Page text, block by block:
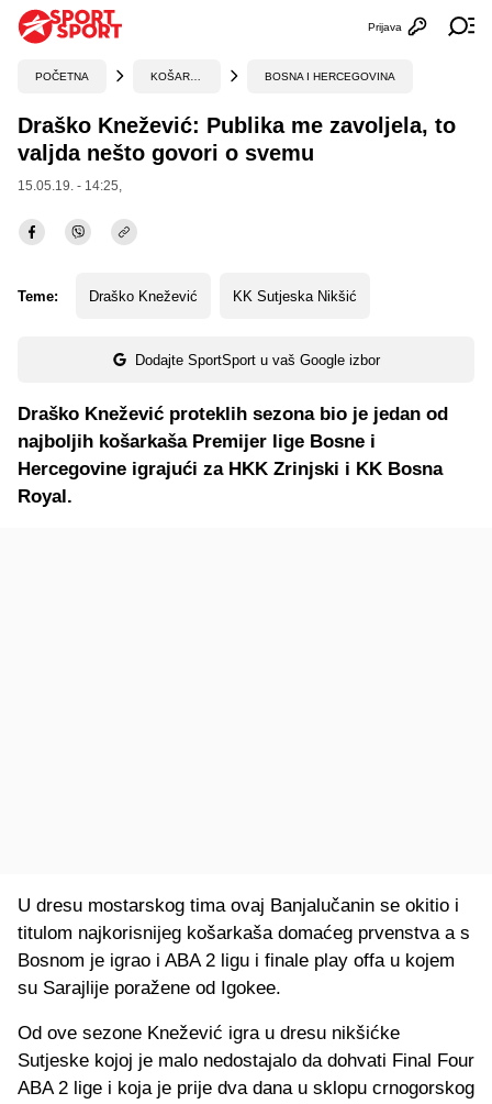
Otvori
Prijava
POČETNA BOSNA I HERCEGOVINA
Draško Knežević: Publika me zavoljela, to
valjda nešto govori o svemu
15.05.19. - 14:25,
Teme: Draško Knežević KK Sutjeska Nikšić
Dodajte SportSport u vaš Google izbor
Draško Knežević proteklih sezona bio je jedan od
najboljih košarkaša Premijer lige Bosne i
Hercegovine igrajući za HKK Zrinjski i KK Bosna
Royal.
U dresu mostarskog tima ovaj Banjalučanin se okitio i
titulom najkorisnijeg košarkaša domaćeg prvenstva a s
Bosnom je igrao i ABA 2 ligu i finale play offa u kojem
su Sarajlije poražene od Igokee.
Od ove sezone Knežević igra u dresu nikšićke
Sutjeske kojoj je malo nedostajalo da dohvati Final Four
ABA 2 lige i koja je prije dva dana u sklopu crnogorskog